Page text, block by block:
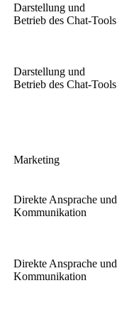
Darstellung und
Betrieb des Chat-Tools
Darstellung und
Betrieb des Chat-Tools
Marketing
Direkte Ansprache und
Kommunikation
Direkte Ansprache und
Kommunikation